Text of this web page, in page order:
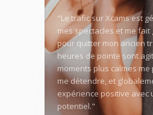
"Le trafic sur Xcams est
mes spectacles et me fait
pour quitter mon ancien
heures de pointe sont
moments plus calmes
me détendre, et
expérience positive avec
potentiel."